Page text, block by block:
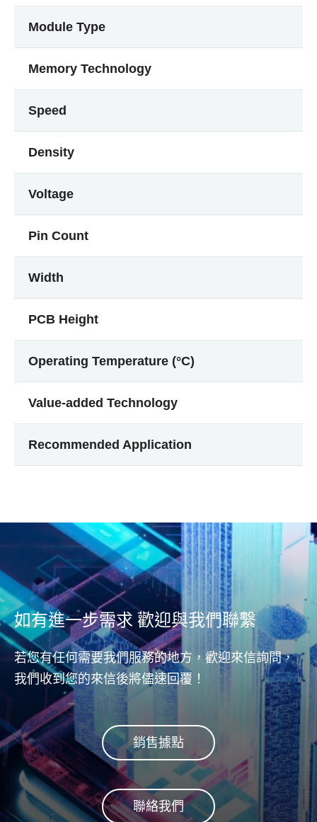
Module Type
Memory Technology
Speed
Density
Voltage
Pin Count
Width
PCB Height
Operating Temperature (°C)
Value-added Technology
Recommended Application
如有進一步需求 歡迎與我們聯繫
若您有任何需要我們服務的地方，歡迎來信詢問，
我們收到您的來信後將儘速回覆！
銷售據點
聯絡我們